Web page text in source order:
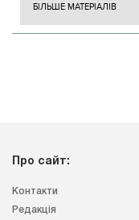
БІЛЬШЕ МАТЕРІАЛІВ
Про сайт:
Контакти
Редакція